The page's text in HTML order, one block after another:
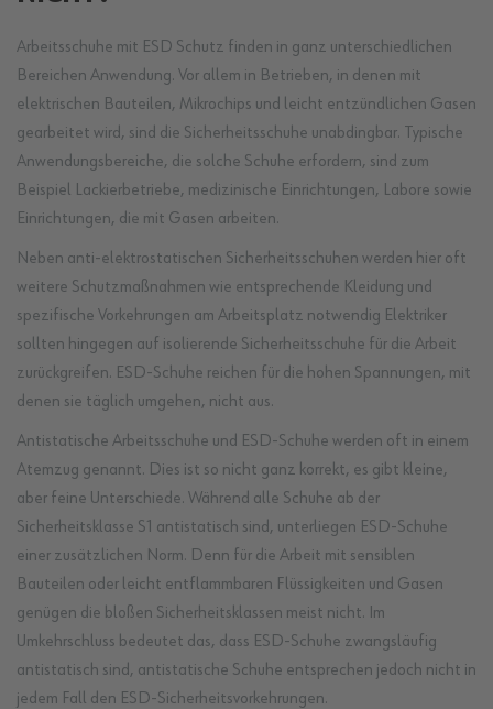
Arbeitsschuhe mit ESD Schutz finden in ganz unterschiedlichen
Bereichen Anwendung. Vor allem in Betrieben, in denen mit
elektrischen Bauteilen, Mikrochips und leicht entzündlichen Gasen
gearbeitet wird, sind die Sicherheitsschuhe unabdingbar. Typische
Anwendungsbereiche, die solche Schuhe erfordern, sind zum
Beispiel Lackierbetriebe, medizinische Einrichtungen, Labore sowie
Einrichtungen, die mit Gasen arbeiten.
Neben anti-elektrostatischen Sicherheitsschuhen werden hier oft
weitere Schutzmaßnahmen wie entsprechende Kleidung und
spezifische Vorkehrungen am Arbeitsplatz notwendig Elektriker
sollten hingegen auf isolierende Sicherheitsschuhe für die Arbeit
zurückgreifen. ESD-Schuhe reichen für die hohen Spannungen, mit
denen sie täglich umgehen, nicht aus.
Antistatische Arbeitsschuhe und ESD-Schuhe werden oft in einem
Atemzug genannt. Dies ist so nicht ganz korrekt, es gibt kleine,
aber feine Unterschiede. Während alle Schuhe ab der
Sicherheitsklasse S1 antistatisch sind, unterliegen ESD-Schuhe
einer zusätzlichen Norm. Denn für die Arbeit mit sensiblen
Bauteilen oder leicht entflammbaren Flüssigkeiten und Gasen
genügen die bloßen Sicherheitsklassen meist nicht. Im
Umkehrschluss bedeutet das, dass ESD-Schuhe zwangsläufig
antistatisch sind, antistatische Schuhe entsprechen jedoch nicht in
jedem Fall den ESD-Sicherheitsvorkehrungen.